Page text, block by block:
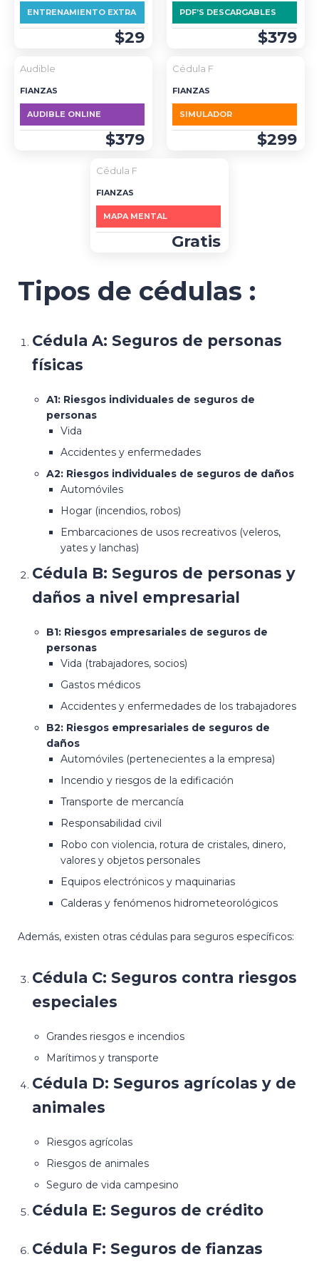
ENTRENAMIENTO EXTRA
$29
PDF’S DESCARGABLES
$379
DESTACADO
Audible
FIANZAS
AUDIBLE ONLINE
$379
Cédula F
FIANZAS
SIMULADOR
$299
Cédula F
FIANZAS
MAPA MENTAL
Gratis
Tipos de cédulas :
Cédula A: Seguros de personas
físicas
A1: Riesgos individuales de seguros de
personas
Vida
Accidentes y enfermedades
A2: Riesgos individuales de seguros de daños
Automóviles
Hogar (incendios, robos)
Embarcaciones de usos recreativos (veleros,
yates y lanchas)
Cédula B: Seguros de personas y
daños a nivel empresarial
B1: Riesgos empresariales de seguros de
personas
Vida (trabajadores, socios)
Gastos médicos
Accidentes y enfermedades de los trabajadores
B2: Riesgos empresariales de seguros de
daños
Automóviles (pertenecientes a la empresa)
Incendio y riesgos de la edificación
Transporte de mercancía
Responsabilidad civil
Robo con violencia, rotura de cristales, dinero,
valores y objetos personales
Equipos electrónicos y maquinarias
Calderas y fenómenos hidrometeorológicos
Además, existen otras cédulas para seguros específicos:
Cédula C: Seguros contra riesgos
especiales
Grandes riesgos e incendios
Marítimos y transporte
Cédula D: Seguros agrícolas y de
animales
Riesgos agrícolas
Riesgos de animales
Seguro de vida campesino
Cédula E: Seguros de crédito
Cédula F: Seguros de fianzas